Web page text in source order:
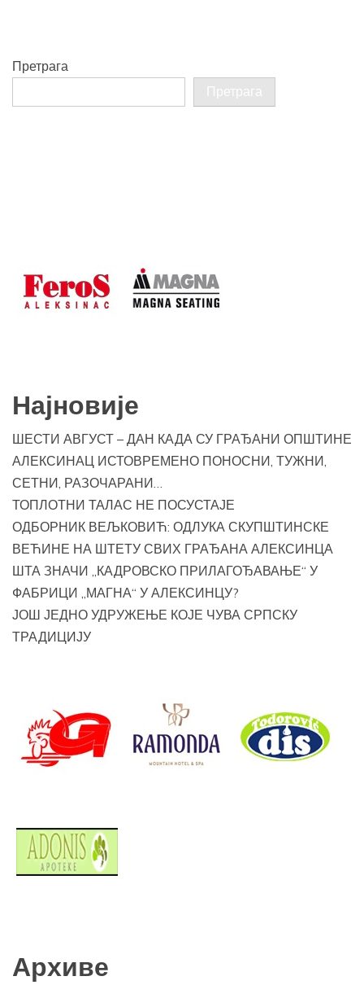
Претрага
Претрага
Најновије
ШЕСТИ АВГУСТ – ДАН КАДА СУ ГРАЂАНИ ОПШТИНЕ
АЛЕКСИНАЦ ИСТОВРЕМЕНО ПОНОСНИ, ТУЖНИ,
СЕТНИ, РАЗОЧАРАНИ…
ТОПЛОТНИ ТАЛАС НЕ ПОСУСТАЈЕ
ОДБОРНИК ВЕЉКОВИЋ: ОДЛУКА СКУПШТИНСКЕ
ВЕЋИНЕ НА ШТЕТУ СВИХ ГРАЂАНА АЛЕКСИНЦА
ШТА ЗНАЧИ „КАДРОВСКО ПРИЛАГОЂАВАЊЕ“ У
ФАБРИЦИ „МАГНА“ У АЛЕКСИНЦУ?
ЈОШ ЈЕДНО УДРУЖЕЊЕ КОЈЕ ЧУВА СРПСКУ
ТРАДИЦИЈУ
Архиве